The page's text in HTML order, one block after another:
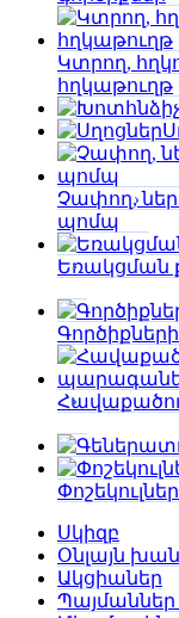
Կտրող,
հղկաթուղթ
Չափող,
պոմպ
Եռակցման
Սկիզբ
Օնլայն
Ակցիաներ
Պայմաններ